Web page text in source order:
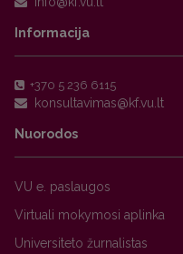
Informacija
+370 5 236 6115
Nuorodos
VU e. paslaugos
Virtuali mokymosi aplinka
Universiteto žurnalistas